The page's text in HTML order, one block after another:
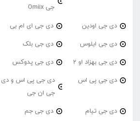
جی Omiix
دی جی اودین دی جی ای ام بی
دی جی ایلوس دی جی بلک
دی جی بهزاد او 2 دی جی پدوکس
دی جی پی اس
دی جی پی اس و دی
جی ان جی
دی جی تیام دی جی جم